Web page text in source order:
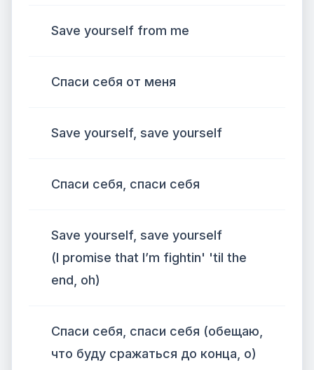
Save yourself from me
Спаси себя от меня
Save yourself, save yourself
Спаси себя, спаси себя
Save yourself, save yourself
(I promise that I’m fightin' 'til the
end, oh)
Спаси себя, спаси себя (обещаю,
что буду сражаться до конца, о)